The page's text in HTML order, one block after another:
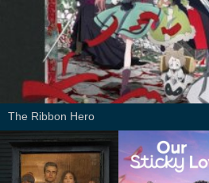
The Ribbon Hero